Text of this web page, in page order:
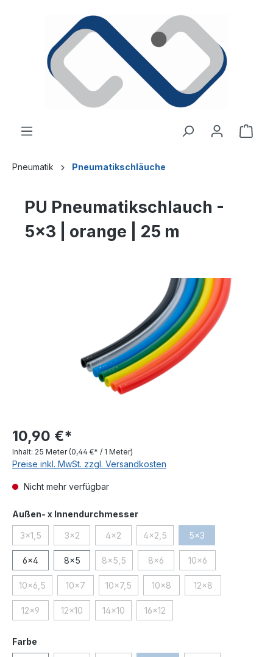
Pneumatik Pneumatikschläuche
PU Pneumatikschlauch -
5x3 | orange | 25 m
10,90 €*
Inhalt: 25 Meter (0,44 €* / 1 Meter)
Preise inkl. MwSt. zzgl. Versandkosten
Nicht mehr verfügbar
Außen- x Innendurchmesserauswählen
3x1,5(Diese Option ist zurzeit nicht verfügbar.)
3x2(Diese Option ist zurzeit nicht verfügbar.)
4x2(Diese Option ist zurzeit nicht verfügbar.)
4x2,5(Diese Option ist zurzeit nicht
5x3(Diese Option ist
6x4 8x5 8x5,5(Diese Option ist zurzeit nicht verfügbar.)
8x6(Diese Option ist zurzeit nicht
10x6(Diese Option ist
10x6,5(Diese Option ist zurzeit nicht verfügbar.)
10x7(Diese Option ist zurzeit nicht verfügbar.)
10x7,5(Diese Option ist zurzeit nicht verfügbar.)
10x8(Diese Option ist zurzeit nicht
12x8(Diese Option ist
12x9(Diese Option ist zurzeit nicht verfügbar.)
12x10(Diese Option ist zurzeit nicht verfügbar.)
14x10(Diese Option ist zurzeit nicht verfügbar.)
16x12(Diese Option ist zurzeit nicht
Farbe